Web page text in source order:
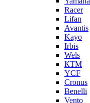
Racer
Lifan
Avantis
Kayo
Irbis
Wels
КТМ
YCF
Cronus
Benelli
Vento